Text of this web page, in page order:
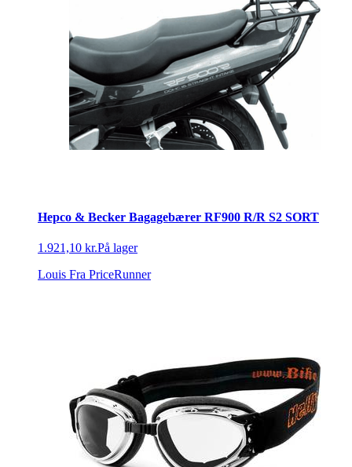
Hepco & Becker Bagagebærer RF900 R/R S2 SORT
1.921,10 kr.På lager
Louis Fra PriceRunner